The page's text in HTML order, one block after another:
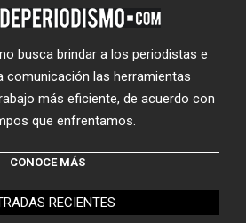
busca brindar a los periodistas e
comunicación las herramientas
más eficiente, de acuerdo con
que enfrentamos.
CONOCE MÁS
RECIENTES